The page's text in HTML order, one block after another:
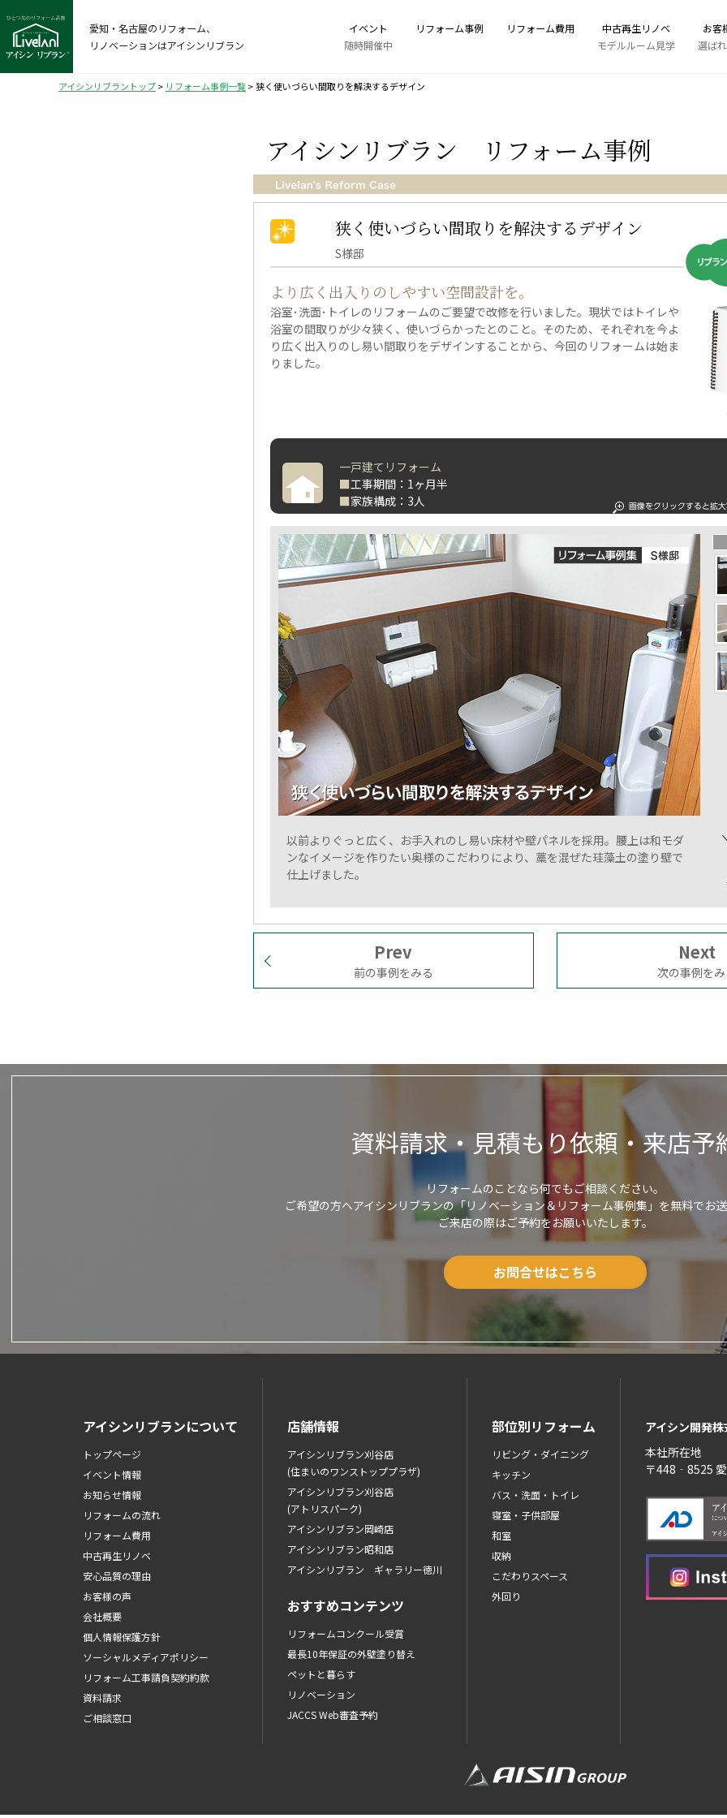
愛知・名古屋のリフォーム、
リノベーションはアイシンリブラン
イベント
随時開催中
リフォーム事例 リフォーム費用
中古再生リノベ
モデルルーム見学
お客
選ば
アイシンリブラントップ> リフォーム事例一覧>狭く使いづらい間取りを解決するデザイン
アイシンリブラン リフォーム事例
狭く使いづらい間取りを解決するデザイン
S様邸
より広く出入りのしやすい空間設計を。
浴室･洗面･トイレのリフォームのご要望で改修を行いました。現状ではトイレや
浴室の間取りが少々狭く、使いづらかったとのこと。そのため、それぞれを今よ
り広く出入りのし易い間取りをデザインすることから、今回のリフォームは始ま
りました。
一戸建てリフォーム
■工事期間：1ヶ月半
■家族構成：3人
以前よりぐっと広く、お手入れのし易い床材や壁パネルを採用。腰上は和モダ
ンなイメージを作りたい奥様のこだわりにより、藁を混ぜた珪藻土の塗り壁で
仕上げました。
Prev
前の事例をみる
Next
次の事例を
資料請求・見積もり依頼・来店予
リフォームのことなら何でもご相談ください。
ご希望の方へアイシンリブランの「リノベーション＆リフォーム事例集」を無料でお
ご来店の際はご予約をお願いいたします。
お問合せはこちら
アイシンリブランについて
トップページ
イベント情報
お知らせ情報
リフォームの流れ
リフォーム費用
中古再生リノベ
安心品質の理由
お客様の声
会社概要
個人情報保護方針
ソーシャルメディアポリシー
リフォーム工事請負契約約款
資料請求
ご相談窓口
店舗情報
アイシンリブラン刈谷店
(住まいのワンストッププラザ)
アイシンリブラン刈谷店
(アトリスパーク)
アイシンリブラン岡崎店
アイシンリブラン昭和店
アイシンリブラン ギャラリー徳川
おすすめコンテンツ
リフォームコンクール受賞
最長10年保証の外壁塗り替え
ペットと暮らす
リノベーション
JACCS Web審査予約
部位別リフォーム
リビング・ダイニング
キッチン
バス・洗面・トイレ
寝室・子供部屋
和室
収納
こだわりスペース
外回り
アイシン開発
本社所在地
〒448‐8525